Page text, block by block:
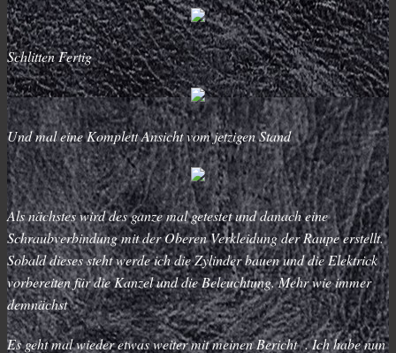
Schlitten Fertig
Und mal eine Komplett Ansicht vom jetzigen Stand
Als nächstes wird des ganze mal getestet und danach eine
Schraubverbindung mit der Oberen Verkleidung der Raupe erstellt.
Sobald dieses steht werde ich die Zylinder bauen und die Elektrick
vorbereiten für die Kanzel und die Beleuchtung. Mehr wie immer
demnächst
Es geht mal wieder etwas weiter mit meinen Bericht . Ich habe nun